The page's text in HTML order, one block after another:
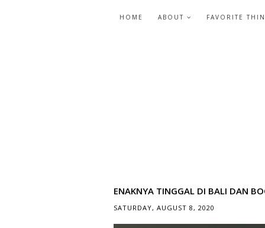
HOME ABOUT FAVORITE
ENAKNYA TINGGAL DI BALI DAN
SATURDAY, AUGUST 8, 2020